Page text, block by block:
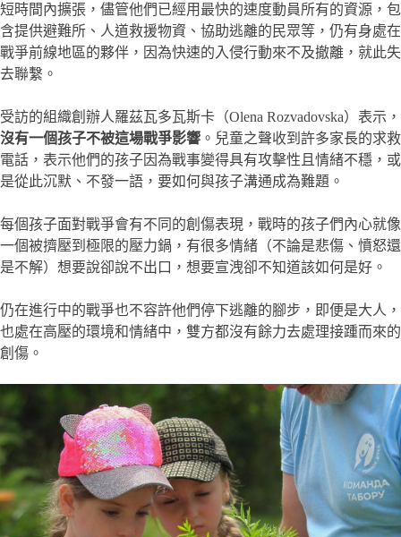
短時間內擴張，儘管他們已經用最快的速度動員所有的資源，包
含提供避難所、人道救援物資、協助逃離的民眾等，仍有身處在
戰爭前線地區的夥伴，因為快速的入侵行動來不及撤離，就此失
去聯繫。
受訪的組織創辦人羅茲瓦多瓦斯卡（Olena Rozvadovska）表示，
沒有一個孩子不被這場戰爭影響 。兒童之聲收到許多家長的求救
電話，表示他們的孩子因為戰事變得具有攻擊性且情緒不穩，或
是從此沉默、不發一語，要如何與孩子溝通成為難題。
每個孩子面對戰爭會有不同的創傷表現，戰時的孩子們內心就像
一個被擠壓到極限的壓力鍋，有很多情緒（不論是悲傷、憤怒還
是不解）想要說卻說不出口，想要宣洩卻不知道該如何是好。
仍在進行中的戰爭也不容許他們停下逃離的腳步，即便是大人，
也處在高壓的環境和情緒中，雙方都沒有餘力去處理接踵而來的
創傷。